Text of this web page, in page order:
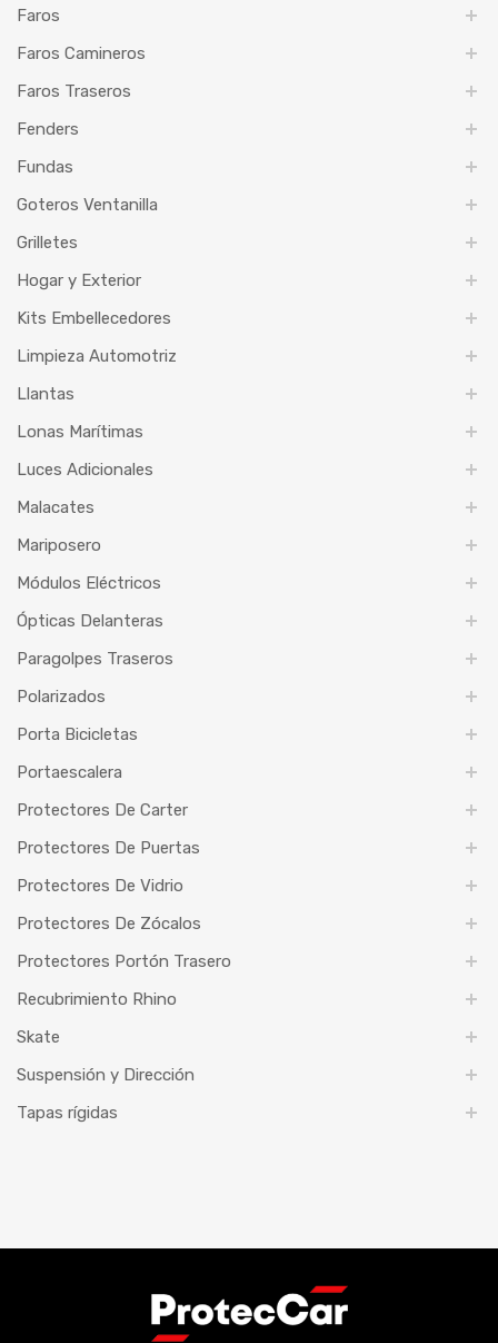
Faros
Faros Camineros
Faros Traseros
Fenders
Fundas
Goteros Ventanilla
Grilletes
Hogar y Exterior
Kits Embellecedores
Limpieza Automotriz
Llantas
Lonas Marítimas
Luces Adicionales
Malacates
Mariposero
Módulos Eléctricos
Ópticas Delanteras
Paragolpes Traseros
Polarizados
Porta Bicicletas
Portaescalera
Protectores De Carter
Protectores De Puertas
Protectores De Vidrio
Protectores De Zócalos
Protectores Portón Trasero
Recubrimiento Rhino
Skate
Suspensión y Dirección
Tapas rígidas